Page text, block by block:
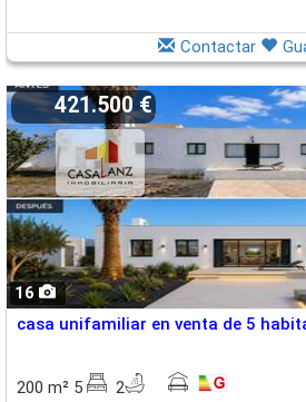
Contactar
16
421.500 €
casa unifamiliar en venta de 5
200 m² 5 2